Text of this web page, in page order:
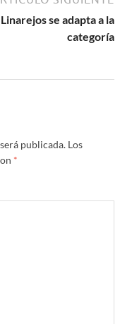
Linarejos se adapta a la
categoría
publicada. Los
*